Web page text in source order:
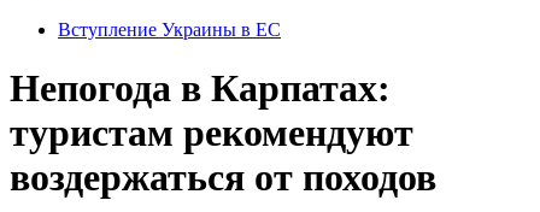
Вступление Украины в ЕС
Непогода в Карпатах:
туристам рекомендуют
воздержаться от походов